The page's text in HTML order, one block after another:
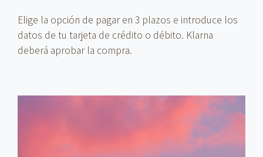
Elige la opción de pagar en 3 plazos e introduce los
datos de tu tarjeta de crédito o débito. Klarna
deberá aprobar la compra.